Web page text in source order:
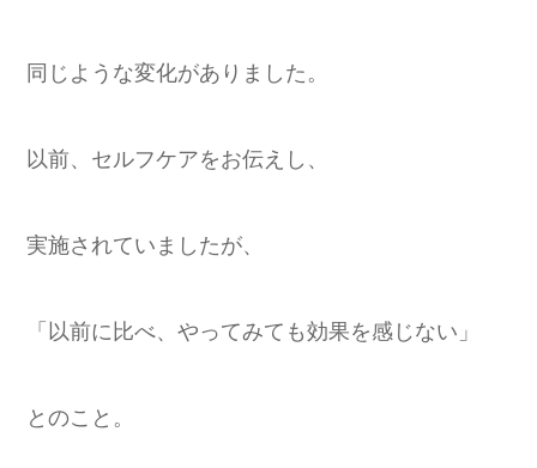
同じような変化がありました。
以前、セルフケアをお伝えし、
実施されていましたが、
「以前に比べ、やってみても効果を感じない」
とのこと。